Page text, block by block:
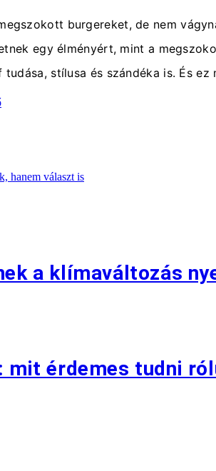
burgereket, de nem
egy élményért, mint a
stílusa és szándéka is. És
hanem választ is
a klímaváltozás
mit érdemes tudni